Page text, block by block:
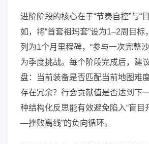
进阶阶段的核心在于“节奏自控”与“
如，将“首套祖玛套”设为1–2周目标
列为1个月里程碑，“参与一次完整
为季度挑战。每个阶段完成后，建
盘：当前装备是否匹配当前地图难
存在冗余？行会贡献值是否达到下
种结构化反思能有效避免陷入“盲
—挫败离线”的负向循环。